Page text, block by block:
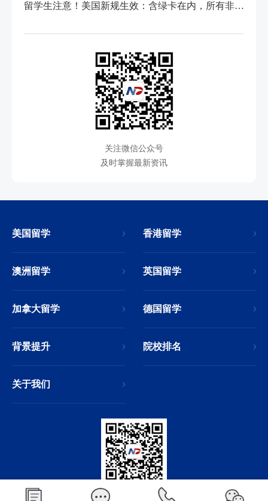
留学生注意！美国新规生效：含绿卡在内，所有非公民出入境都要拍照
关注微信公众号
及时掌握最新资讯
美国留学 香港留学
澳洲留学 英国留学
加拿大留学 德国留学
背景提升 院校排名
关于我们